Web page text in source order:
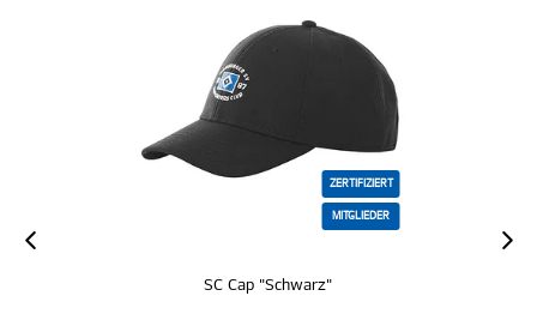
ZERTIFIZIERT
MITGLIEDER
SC Cap "Schwarz"